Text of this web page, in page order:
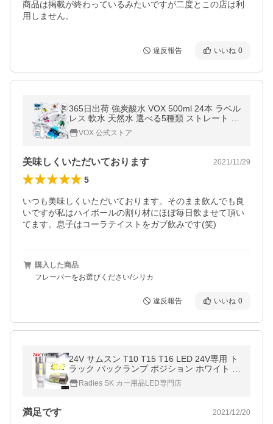
商品は掲載が終わっているみたいですが二度とこの店は利
用しません。
違反報告 いいね 0
365日出荷 強炭酸水 VOX 500ml 24本 ラベル
レス 軟水 天然水 選べる5種類 ストレート シ
リカ水 ミント レモン コーラ 無糖 シリカ含
有量アップ！50mg/L
VOX 公式ストア
美味しくいただいております 2021/11/29
5
いつも美味しくいただいております。そのまま飲んでも良
いですが私はハイボールの割り材にほぼ毎日飲ませて頂い
てます。息子はコーラテイストをガブ飲みです(笑)
購入した商品
フレーバーをお選びください/シリカ
違反報告 いいね 0
24V サムスン T10 T15 T16 LED 24V専用 ト
ラック バックランプ ポジション ホワイト ウ
ェッジ球 5630チップ プロジェクター 2個 60
00kRadies SK カー用品LED専門店
満足です 2021/12/20